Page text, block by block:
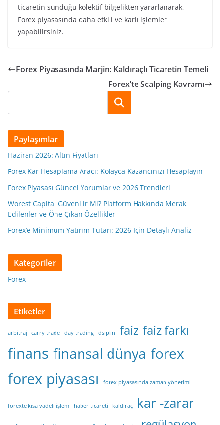
ticaretin sunduğu kolektif bilgelikten yararlanarak,
Forex piyasasında daha etkili ve karlı işlemler
yapabilirsiniz.
Forex Piyasasında Marjin: Kaldıraçlı Ticaretin Temeli
Forex’te Scalping Kavramı
Ara
Paylaşımlar
Haziran 2026: Altın Fiyatları
Forex Kar Hesaplama Aracı: Kolayca Kazancınızı Hesaplayın
Forex Piyasası Güncel Yorumlar ve 2026 Trendleri
Worest Capital Güvenilir Mi? Platform Hakkında Merak
Edilenler ve Öne Çıkan Özellikler
Forex’e Minimum Yatırım Tutarı: 2026 İçin Detaylı Analiz
Kategoriler
Forex
Etiketler
arbitraj carry trade day trading dsiplin faiz faiz farkı
finans finansal dünya forex
forex piyasası forex piyasasında zaman yönetimi
forexte kısa vadeli işlem haber ticareti kaldıraç kar -zarar